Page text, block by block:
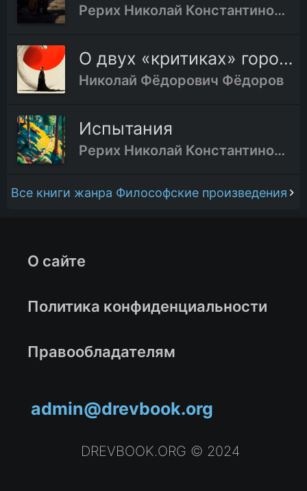
Рерих Николай Константинович
О двух «критиках» городской, мещанской, и сельской, крестьянской
Николай Фёдорович Фёдоров
Испытания
Рерих Николай Константинович
Все книги жанра Философские произведения
О сайте
Политика конфиденциальности
Правообладателям
admin@drevbook.org
DREVBOOK.ORG © 2024